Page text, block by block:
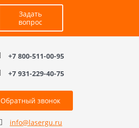
Задать
вопрос
+7 800-511-00-95
+7 931-229-40-75
Обратный звонок
info@lasergu.ru